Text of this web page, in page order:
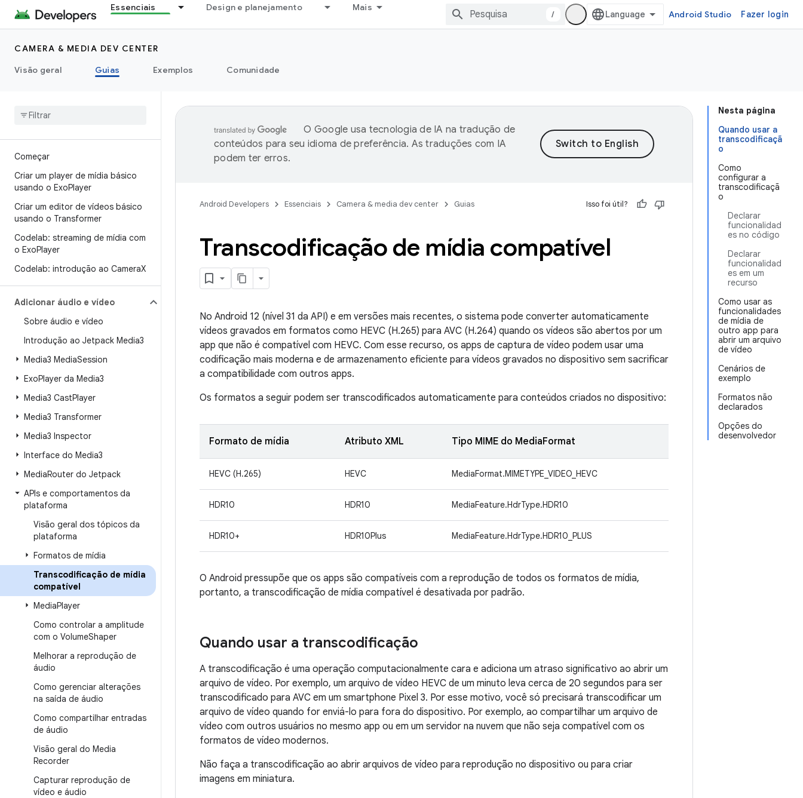
Essenciais Design e planejamento Mais
/ Android Studio Fazer login
CAMERA & MEDIA DEV CENTER
Visão geral
Guias Exemplos Comunidade
Começar
Criar um player de mídia básico
usando o ExoPlayer
Criar um editor de vídeos básico
usando o Transformer
Codelab: streaming de mídia com
o ExoPlayer
Codelab: introdução ao CameraX
Adicionar áudio e vídeo
Sobre áudio e vídeo
Introdução ao Jetpack Media3
Media3 MediaSession
ExoPlayer da Media3
Media3 CastPlayer
Media3 Transformer
Media3 Inspector
Interface do Media3
MediaRouter do Jetpack
APIs e comportamentos da
plataforma
Visão geral dos tópicos da
plataforma
Formatos de mídia
Transcodificação de mídia
compatível
MediaPlayer
Como controlar a amplitude
com o VolumeShaper
Melhorar a reprodução de
áudio
Como gerenciar alterações
na saída de áudio
Como compartilhar entradas
de áudio
Visão geral do Media
Recorder
Capturar reprodução de
vídeo e áudio
Nesta página
Quando usar a
transcodificaçã
o
Como
configurar a
transcodificaçã
o
Declarar
funcionalidad
es no código
Declarar
funcionalidad
es em um
recurso
Como usar as
funcionalidades
de mídia de
outro app para
abrir um arquivo
de vídeo
Cenários de
exemplo
Formatos não
declarados
Opções do
desenvolvedor
O Google usa tecnologia de IA na tradução de
conteúdos para seu idioma de preferência. As traduções com IA
podem ter erros.
Android Developers Essenciais Camera & media dev center Guias Isso foi útil?
Transcodificação de mídia compatível
No Android 12 (nível 31 da API) e em versões mais recentes, o sistema pode converter automaticamente
vídeos gravados em formatos como HEVC (H.265) para AVC (H.264) quando os vídeos são abertos por um
app que não é compatível com HEVC. Com esse recurso, os apps de captura de vídeo podem usar uma
codificação mais moderna e de armazenamento eficiente para vídeos gravados no dispositivo sem sacrificar
a compatibilidade com outros apps.
Os formatos a seguir podem ser transcodificados automaticamente para conteúdos criados no dispositivo:
Formato de mídia Atributo XML Tipo MIME do MediaFormat
HEVC (H.265) HEVC MediaFormat.MIMETYPE_VIDEO_HEVC
HDR10 HDR10 MediaFeature.HdrType.HDR10
HDR10+ HDR10Plus MediaFeature.HdrType.HDR10_PLUS
O Android pressupõe que os apps são compatíveis com a reprodução de todos os formatos de mídia,
portanto, a transcodificação de mídia compatível é desativada por padrão.
Quando usar a transcodificação
A transcodificação é uma operação computacionalmente cara e adiciona um atraso significativo ao abrir um
arquivo de vídeo. Por exemplo, um arquivo de vídeo HEVC de um minuto leva cerca de 20 segundos para ser
transcodificado para AVC em um smartphone Pixel 3. Por esse motivo, você só precisará transcodificar um
arquivo de vídeo quando for enviá-lo para fora do dispositivo. Por exemplo, ao compartilhar um arquivo de
vídeo com outros usuários no mesmo app ou em um servidor na nuvem que não seja compatível com os
formatos de vídeo modernos.
Não faça a transcodificação ao abrir arquivos de vídeo para reprodução no dispositivo ou para criar
imagens em miniatura.